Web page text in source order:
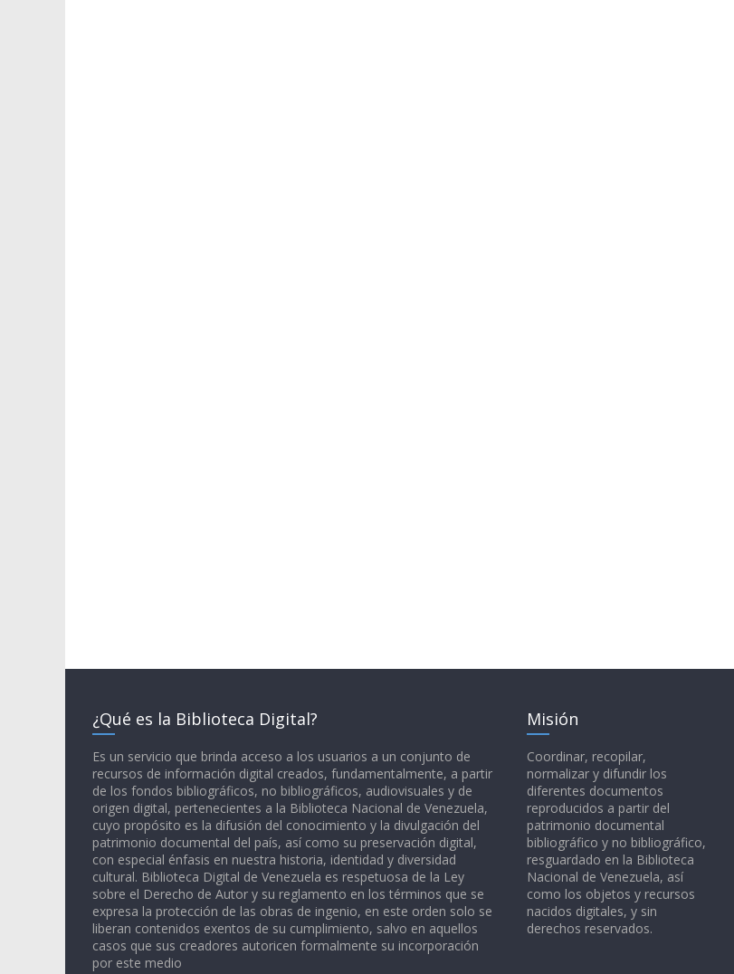
¿Qué es la Biblioteca Digital?
Es un servicio que brinda acceso a los usuarios a un conjunto de
recursos de información digital creados, fundamentalmente, a partir
de los fondos bibliográficos, no bibliográficos, audiovisuales y de
origen digital, pertenecientes a la Biblioteca Nacional de Venezuela,
cuyo propósito es la difusión del conocimiento y la divulgación del
patrimonio documental del país, así como su preservación digital,
con especial énfasis en nuestra historia, identidad y diversidad
cultural. Biblioteca Digital de Venezuela es respetuosa de la Ley
sobre el Derecho de Autor y su reglamento en los términos que se
expresa la protección de las obras de ingenio, en este orden solo se
liberan contenidos exentos de su cumplimiento, salvo en aquellos
casos que sus creadores autoricen formalmente su incorporación
por este medio
Misión
Coordinar, recopilar,
normalizar y difundir los
diferentes documentos
reproducidos a partir del
patrimonio documental
bibliográfico y no bibliográfico,
resguardado en la Biblioteca
Nacional de Venezuela, así
como los objetos y recursos
nacidos digitales, y sin
derechos reservados.